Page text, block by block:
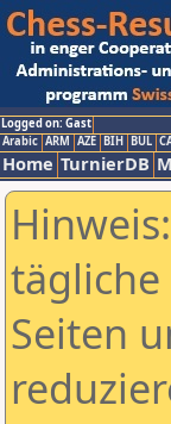
Logged on: Gast
Arabic ARM AZE BIH BUL
Home TurnierDB
tägliche
Seiten